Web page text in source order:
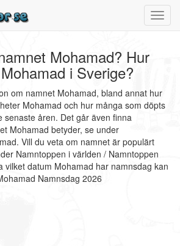
Mohamad? Hur
i Sverige?
om namnet Mohamad, bland annat hur
Mohamad och hur många som döpts
senaste åren. Det går även finna
Mohamad betyder, se under
Vill du veta om namnet är populärt
Namntoppen i världen / Namntoppen
vilket datum Mohamad har namnsdag kan
Namnsdag 2026